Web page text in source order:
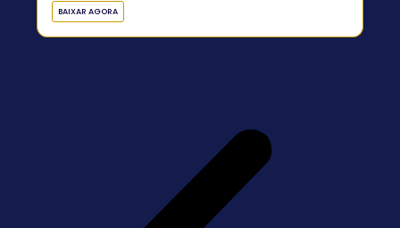
BAIXAR AGORA